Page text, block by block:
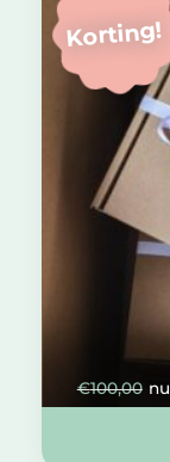
Korting!
€100,00 nu